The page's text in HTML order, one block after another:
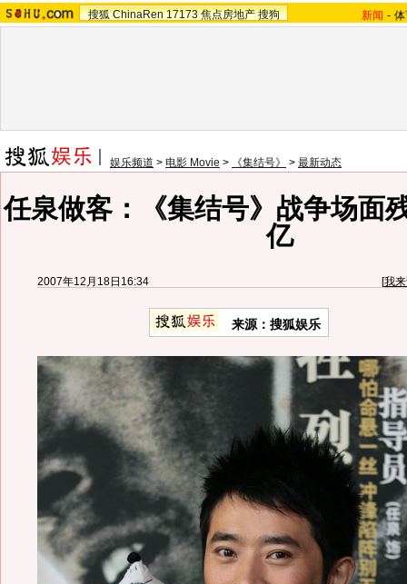
搜狐 ChinaRen 17173 焦点房地产 搜狗 新闻 -
娱乐频道 > 电影 Movie > 《集结号》 > 最新动态
任泉做客：《集结号》战争场面
亿
2007年12月18日16:34 [我
来源：搜狐娱乐